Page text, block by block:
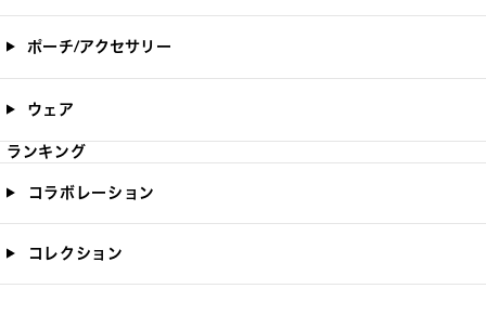
ポーチ/アクセサリー
ウェア
ランキング
コラボレーション
コレクション